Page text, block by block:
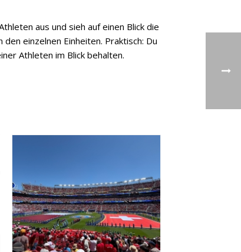
aus und sieh auf einen Blick die
einzelnen Einheiten. Praktisch: Du
Athleten im Blick behalten.